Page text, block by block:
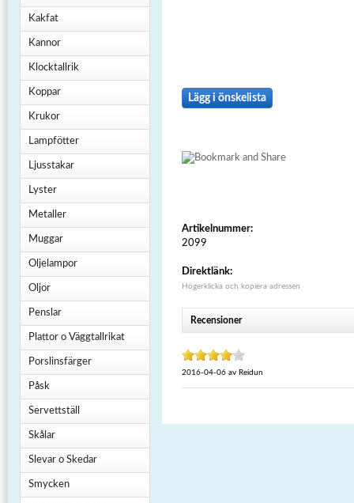
Kakfat
Kannor
Klocktallrik
Koppar
Krukor
Lampfötter
Ljusstakar
Lyster
Metaller
Muggar
Oljelampor
Oljor
Penslar
Plattor o Väggtallrikat
Porslinsfärger
Påsk
Servettställ
Skålar
Slevar o Skedar
Smycken
Lägg i önskelista
Artikelnummer:
2099
Direktlänk:
Högerklicka och kopiera adressen
Recensioner
2016-04-06 av Reidun